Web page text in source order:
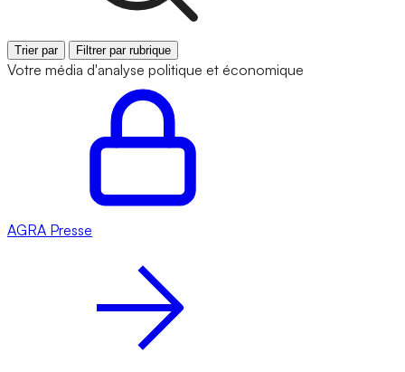
Trier par Filtrer par rubrique
Votre média d'analyse politique et économique
AGRA Presse